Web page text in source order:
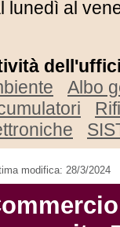
lunedì al
Albo
modifica: 28/3/2024